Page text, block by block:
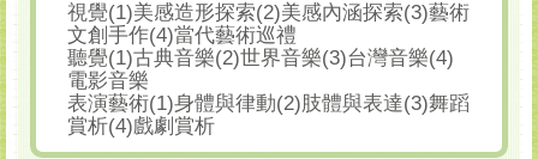
視覺(1)美感造形探索(2)美感內涵探索(3)藝術
文創手作(4)當代藝術巡禮
聽覺(1)古典音樂(2)世界音樂(3)台灣音樂(4)
電影音樂
表演藝術(1)身體與律動(2)肢體與表達(3)舞蹈
賞析(4)戲劇賞析